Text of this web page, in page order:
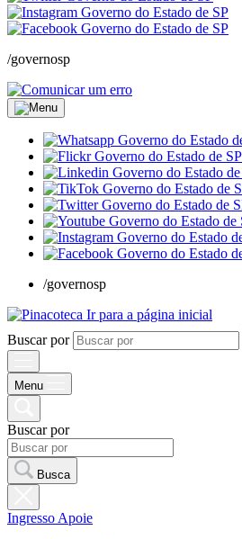
/governosp
/governosp
Ir para a página inicial
Buscar por
Menu
Buscar por
Busca
Ingresso Apoie